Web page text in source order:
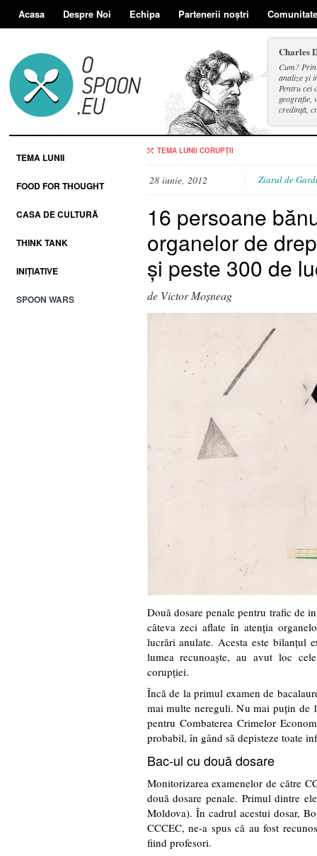
Acasa Despre Noi Echipa Partenerii noștri
Charles
Cum?
analize și
Pentru cei
geografie,
credință,
TEMA LUNII
FOOD FOR THOUGHT
CASA DE CULTURĂ
THINK TANK
INIȚIATIVE
SPOON WARS
TEMA LUNII CORUPȚII
28 iunie, 2012 Ziarul de
16 persoane
organelor de
şi peste 300 de
de Victor Moșneag
Două dosare penale pentru trafic de
câteva zeci aflate în atenţia
lucrări anulate. Acesta este bilanţul
lumea recunoaşte, au avut loc
corupţiei.
Încă de la primul examen de
mai multe nereguli. Nu mai puţin de
pentru Combaterea Crimelor
probabil, în gând să depisteze toate
Bac-ul cu două dosare
Monitorizarea examenelor de către
două dosare penale. Primul dintre
Moldova). În cadrul acestui dosar,
CCCEC, ne-a spus că au fost
fiind profesori.